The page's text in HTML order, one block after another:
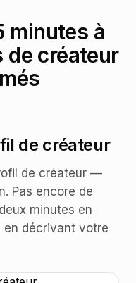
minutes à
de créateur
de créateur
de créateur —
Pas encore de
minutes en
en décrivant votre